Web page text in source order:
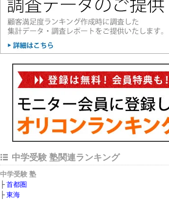
中学受験 塾関連ランキング
中学受験 塾
首都圏
東海